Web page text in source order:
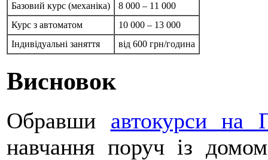
Базовий курс (механіка)
8 000 – 11 000
Курс з автоматом
10 000 – 13 000
Індивідуальні заняття
від 600 грн/година
Висновок
Обравши автокурси на
навчання поруч із